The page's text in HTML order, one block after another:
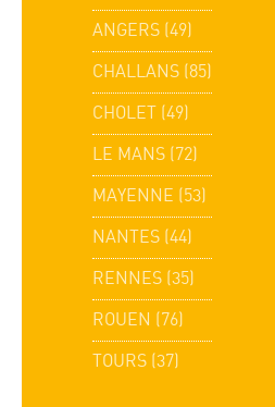
ANGERS (49)
CHALLANS (85)
CHOLET (49)
LE MANS (72)
MAYENNE (53)
NANTES (44)
RENNES (35)
ROUEN (76)
TOURS (37)